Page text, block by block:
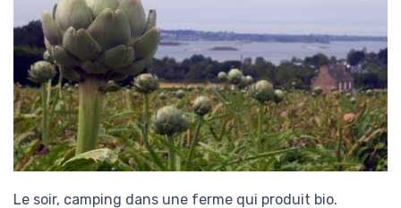
Le soir, camping dans une ferme qui produit bio.